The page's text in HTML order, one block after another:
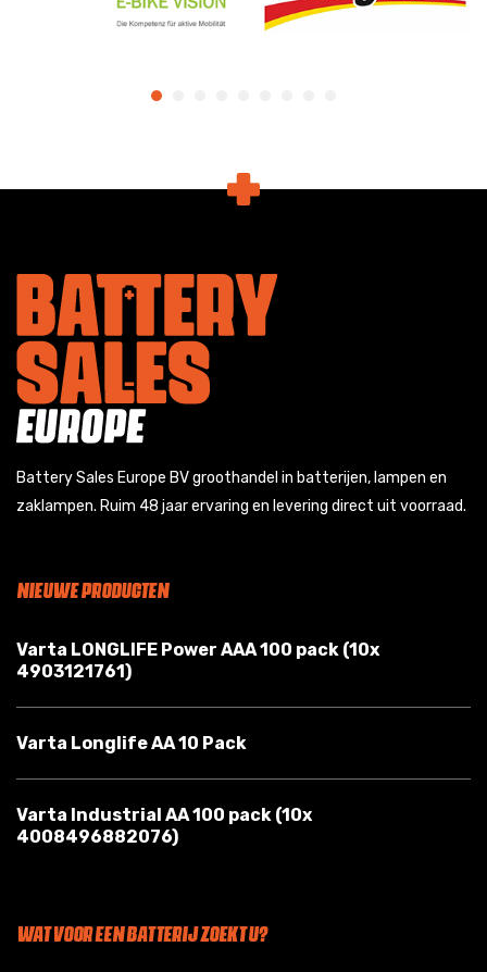
Battery Sales Europe BV groothandel in batterijen, lampen en
zaklampen. Ruim 48 jaar ervaring en levering direct uit voorraad.
NIEUWE PRODUCTEN
Varta LONGLIFE Power AAA 100 pack (10x
4903121761)
Varta Longlife AA 10 Pack
Varta Industrial AA 100 pack (10x
4008496882076)
WAT VOOR EEN BATTERIJ ZOEKT U?